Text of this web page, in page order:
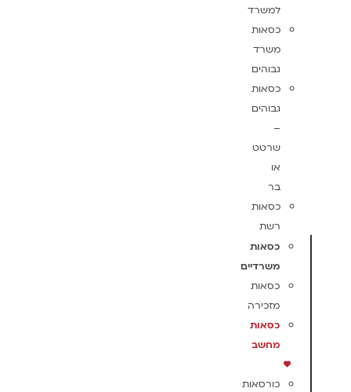
למשרד
כסאות
משרד
גבוהים
כסאות
גבוהים
–
שרטט
או
בר
כסאות
רשת
כסאות
משרדיים
כסאות
מזכירה
כסאות
מחשב
כורסאות